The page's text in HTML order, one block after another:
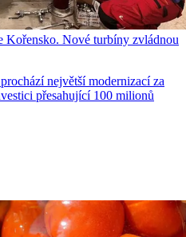
Kořensko. Nové turbíny zvládnou
největší modernizací za
přesahující 100 milionů